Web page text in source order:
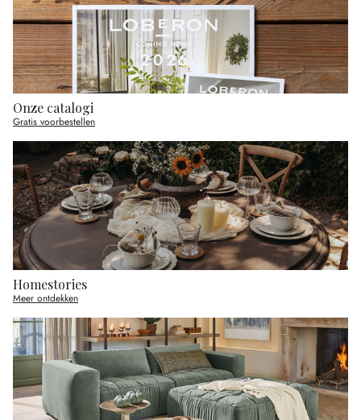
Onze catalogi
Gratis voorbestellen
Homestories
Meer ontdekken